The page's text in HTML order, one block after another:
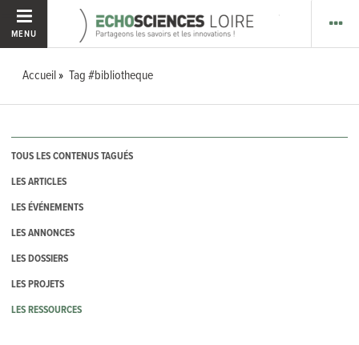
MENU
Accueil Tag #bibliotheque
TOUS LES CONTENUS TAGUÉS
LES ARTICLES
LES ÉVÉNEMENTS
LES ANNONCES
LES DOSSIERS
LES PROJETS
LES RESSOURCES